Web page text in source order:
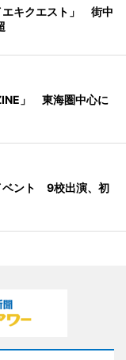
エキクエスト」 街中
」 東海圏中心に
ベント 9校出演、初